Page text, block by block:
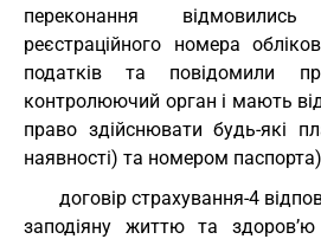
переконання
реєстраційного номера
податків та повідомили
контролюючий орган і мають
право здійснювати будь-які
наявності) та номером
договір страхування-4
заподіяну життю та